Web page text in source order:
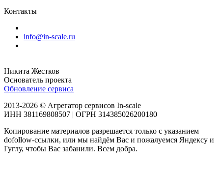
Контакты
info@in-scale.ru
Никита Жестков
Основатель проекта
Обновление сервиса
2013-2026 © Агрегатор сервисов In-scale
ИНН 381169808507 | ОГРН 314385026200180
Копирование материалов разрешается только с указанием
dofollow-ссылки, или мы найдём Вас и пожалуемся Яндексу и
Гуглу, чтобы Вас забанили. Всем добра.